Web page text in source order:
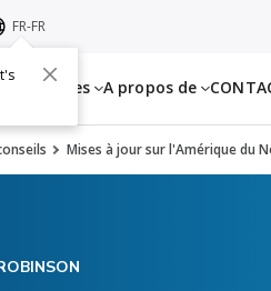
Ressources A propos de
FR-FR
Mises à jour sur l'Amérique du